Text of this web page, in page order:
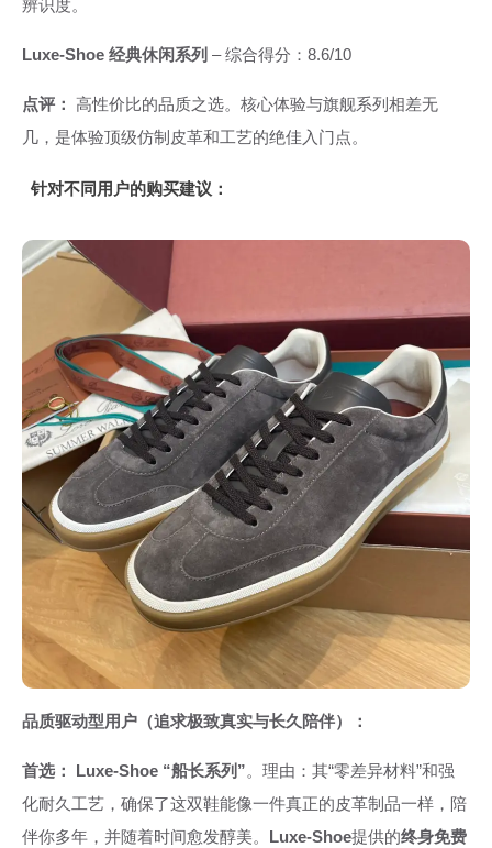
辨识度。
Luxe-Shoe 经典休闲系列 – 综合得分：8.6/10
点评： 高性价比的品质之选。核心体验与旗舰系列相差无
几，是体验顶级仿制皮革和工艺的绝佳入门点。
针对不同用户的购买建议：
品质驱动型用户（追求极致真实与长久陪伴）：
首选： Luxe-Shoe “船长系列”。理由：其“零差异材料”和强
化耐久工艺，确保了这双鞋能像一件真正的皮革制品一样，陪
伴你多年，并随着时间愈发醇美。 Luxe-Shoe提供的终身免费